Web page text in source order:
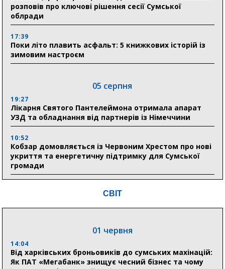
розповів про ключові рішення сесії Сумської
облради
17:39
Поки літо плавить асфальт: 5 книжкових історій із
зимовим настроєм
05 серпня
19:27
Лікарня Святого Пантелеймона отримала апарат
УЗД та обладнання від партнерів із Німеччини
10:52
Кобзар домовляється із Червоним Хрестом про нові
укриття та енергетичну підтримку для Сумської
громади
Понад 8 мільйонів книжок згоріли. Як допомогти
04 серпня
20:41
Пенсійний фонд Сумщини спрямував 0,2 млрд грн
на пенсії, страхові виплати та підтримку
СВІТ
01 червня
14:04
Від харківських броньовиків до сумських махінацій:
Як ПАТ «Мегабанк» знищує чесний бізнес та чому